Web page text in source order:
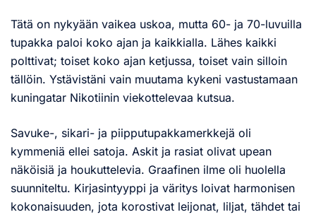
Tätä on nykyään vaikea uskoa, mutta 60- ja 70-luvuilla
tupakka paloi koko ajan ja kaikkialla. Lähes kaikki
polttivat; toiset koko ajan ketjussa, toiset vain silloin
tällöin. Ystävistäni vain muutama kykeni vastustamaan
kuningatar Nikotiinin viekottelevaa kutsua.
Savuke-, sikari- ja piipputupakkamerkkejä oli
kymmeniä ellei satoja. Askit ja rasiat olivat upean
näköisiä ja houkuttelevia. Graafinen ilme oli huolella
suunniteltu. Kirjasintyyppi ja väritys loivat harmonisen
kokonaisuuden, jota korostivat leijonat, liljat, tähdet tai